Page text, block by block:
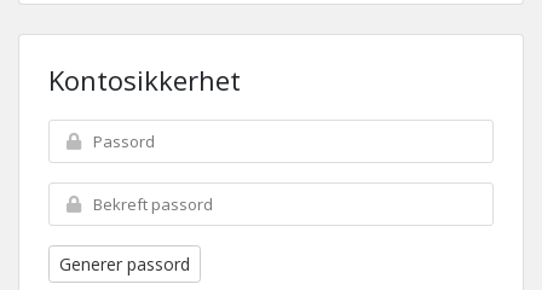
Kontosikkerhet
Generer passord